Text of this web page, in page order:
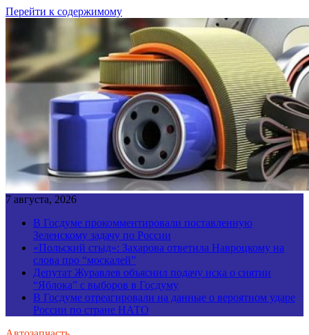
Перейти к содержимому
7 августа, 2026
В Госдуме прокомментировали поставленную
Зеленскому задачу по России
«Польский стыд»: Захарова ответила Навроцкому на
слова про “москалей”
Депутат Журавлев объяснил подачу иска о снятии
“Яблока” с выборов в Госдуму
В Госдуме отреагировали на данные о вероятном ударе
России по стране НАТО